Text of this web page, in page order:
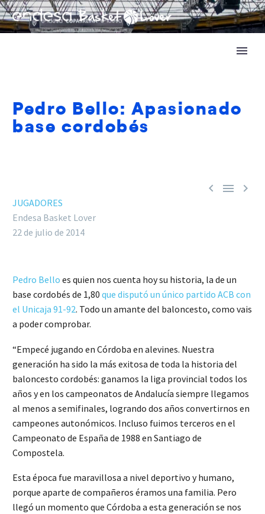
Pedro Bello: Apasionado
base cordobés
  
JUGADORES
Endesa Basket Lover
22 de julio de 2014
Pedro Bello es quien nos cuenta hoy su historia, la de un
base cordobés de 1,80 que disputó un único partido ACB con
el Unicaja 91-92. Todo un amante del baloncesto, como vais
a poder comprobar.
“Empecé jugando en Córdoba en alevines. Nuestra
generación ha sido la más exitosa de toda la historia del
baloncesto cordobés: ganamos la liga provincial todos los
años y en los campeonatos de Andalucía siempre llegamos
al menos a semifinales, logrando dos años convertirnos en
campeones autonómicos. Incluso fuimos terceros en el
Campeonato de España de 1988 en Santiago de
Compostela.
Esta época fue maravillosa a nivel deportivo y humano,
porque aparte de compañeros éramos una familia. Pero
llegó un momento que Córdoba a esta generación se nos